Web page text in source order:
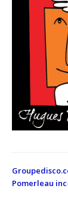
Pomerleau inc